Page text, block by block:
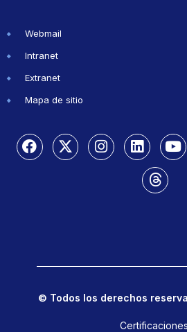
Webmail
Intranet
Extranet
Mapa de sitio
© Todos los derechos